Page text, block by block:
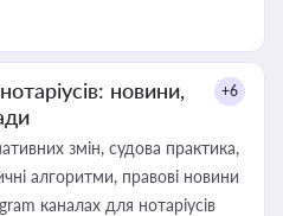
новини,
+6
змін, судова практика,
алгоритми, правові новини
каналах для нотаріусів